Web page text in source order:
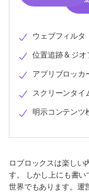
ウェブフィルタ
位置追跡 & ジオ
アプリブロッカ
スクリーンタイ
明示コンテンツ
ロブロックスは楽しい
す。 しかし上にも書
世界でもあります。運